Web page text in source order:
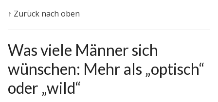
↑ Zurück nach oben
Was viele Männer sich
wünschen: Mehr als „optisch“
oder „wild“